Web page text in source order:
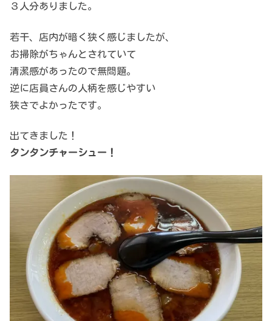
３人分ありました。
若干、店内が暗く狭く感じましたが、
お掃除がちゃんとされていて
清潔感があったので無問題。
逆に店員さんの人柄を感じやすい
狭さでよかったです。
出てきました！
タンタンチャーシュー！